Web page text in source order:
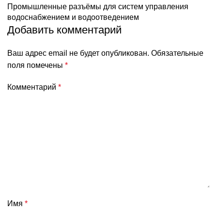
Промышленные разъёмы для систем управления
водоснабжением и водоотведением
Добавить комментарий
Ваш адрес email не будет опубликован. Обязательные
поля помечены *
Комментарий *
Имя *